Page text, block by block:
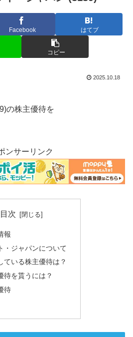
Facebook はてブ
コピー
2025.10.18
の株主優待を
ンサーリンク
目次
報
・ジャパンについて
ている株主優待は？
待を貰うには？
待